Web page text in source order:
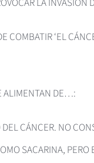
LA INVASIÓN
COMBATIR ‘EL
ALIMENTAN DE…:
CÁNCER. NO
SACARINA,